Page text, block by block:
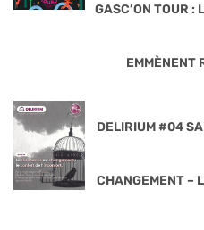
GASC’ON TOUR :
EMMÈNENT
DELIRIUM #04
CHANGEMENT –